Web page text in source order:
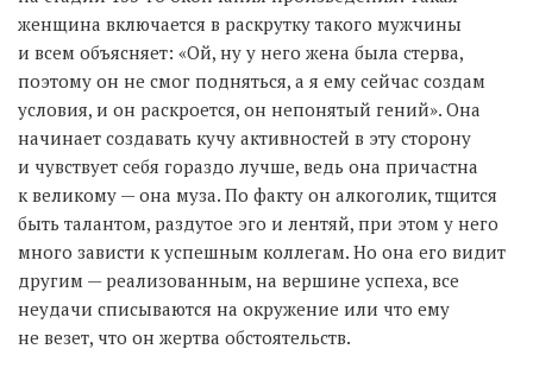
женщина включается в раскрутку такого мужчины
и всем объясняет: «Ой, ну у него жена была стерва,
поэтому он не смог подняться, а я ему сейчас создам
условия, и он раскроется, он непонятый гений». Она
начинает создавать кучу активностей в эту сторону
и чувствует себя гораздо лучше, ведь она причастна
к великому — она муза. По факту он алкоголик, тщится
быть талантом, раздутое эго и лентяй, при этом у него
много зависти к успешным коллегам. Но она его видит
другим — реализованным, на вершине успеха, все
неудачи списываются на окружение или что ему
не везет, что он жертва обстоятельств.